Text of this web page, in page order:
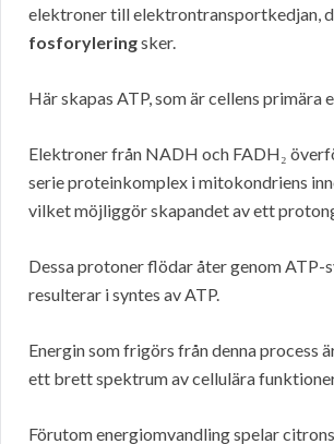
elektroner till elektrontransportkedjan,
fosforyleringsker.
Här skapas ATP, som är cellens primära
Elektroner från NADH och FADH₂
serie proteinkomplex i mitokondriens
vilket möjliggör skapandet av ett
Dessa protoner flödar åter genom ATP-
resulterar i syntes av ATP.
Energin som frigörs från denna process
ett brett spektrum av cellulära
Förutom energiomvandling spelar